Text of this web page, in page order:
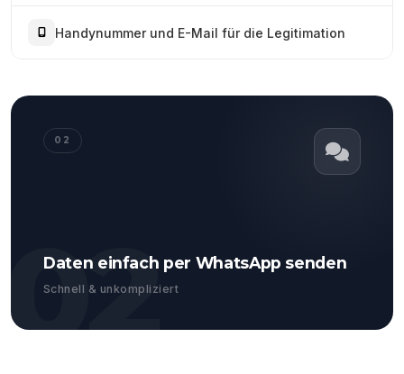
Handynummer und E-Mail für die Legitimation
02
02
Daten einfach per WhatsApp senden
Schnell & unkompliziert